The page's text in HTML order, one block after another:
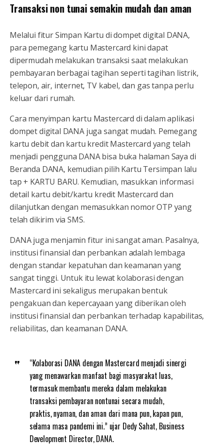
Transaksi non tunai semakin mudah dan aman
Melalui fitur Simpan Kartu di dompet digital DANA,
para pemegang kartu Mastercard kini dapat
dipermudah melakukan transaksi saat melakukan
pembayaran berbagai tagihan seperti tagihan listrik,
telepon, air, internet, TV kabel, dan gas tanpa perlu
keluar dari rumah.
Cara menyimpan kartu Mastercard di dalam aplikasi
dompet digital DANA juga sangat mudah. Pemegang
kartu debit dan kartu kredit Mastercard yang telah
menjadi pengguna DANA bisa buka halaman Saya di
Beranda DANA, kemudian pilih Kartu Tersimpan lalu
tap + KARTU BARU. Kemudian, masukkan informasi
detail kartu debit/kartu kredit Mastercard dan
dilanjutkan dengan memasukkan nomor OTP yang
telah dikirim via SMS.
DANA juga menjamin fitur ini sangat aman. Pasalnya,
institusi finansial dan perbankan adalah lembaga
dengan standar kepatuhan dan keamanan yang
sangat tinggi. Untuk itu lewat kolaborasi dengan
Mastercard ini sekaligus merupakan bentuk
pengakuan dan kepercayaan yang diberikan oleh
institusi finansial dan perbankan terhadap kapabilitas,
reliabilitas, dan keamanan DANA.
“Kolaborasi DANA dengan Mastercard menjadi sinergi
yang menawarkan manfaat bagi masyarakat luas,
termasuk membantu mereka dalam melakukan
transaksi pembayaran nontunai secara mudah,
praktis, nyaman, dan aman dari mana pun, kapan pun,
selama masa pandemi ini.” ujar Dedy Sahat, Business
Development Director, DANA.